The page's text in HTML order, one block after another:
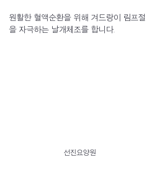
원활한 혈액순환을 위해 겨드랑이 림프절
을 자극하는 날개체조를 합니다.
선진요양원